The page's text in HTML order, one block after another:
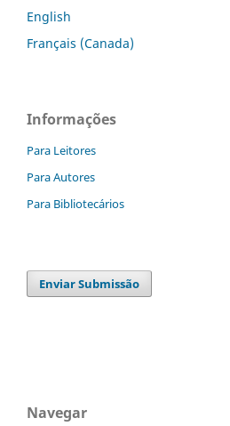
English
Français (Canada)
Informações
Para Leitores
Para Autores
Para Bibliotecários
Enviar Submissão
Navegar